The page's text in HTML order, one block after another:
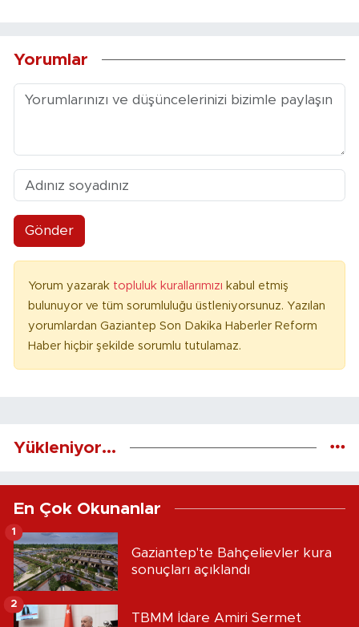
Yorumlar
Gönder
Yorum yazarak topluluk kurallarımızı kabul etmiş
bulunuyor ve tüm sorumluluğu üstleniyorsunuz. Yazılan
yorumlardan Gaziantep Son Dakika Haberler Reform
Haber hiçbir şekilde sorumlu tutulamaz.
Yükleniyor...
En Çok Okunanlar
Gaziantep'te Bahçelievler kura
sonuçları açıklandı
1
TBMM İdare Amiri Sermet
2